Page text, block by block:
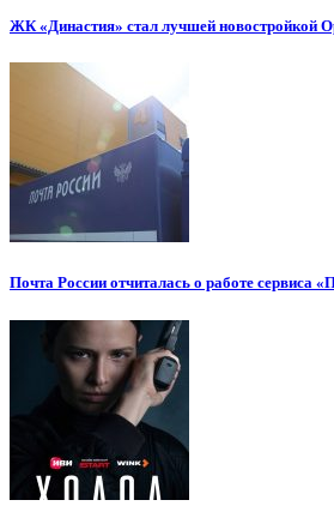
ЖК «Династия» стал лучшей новостройкой
Почта России отчиталась о работе сервиса